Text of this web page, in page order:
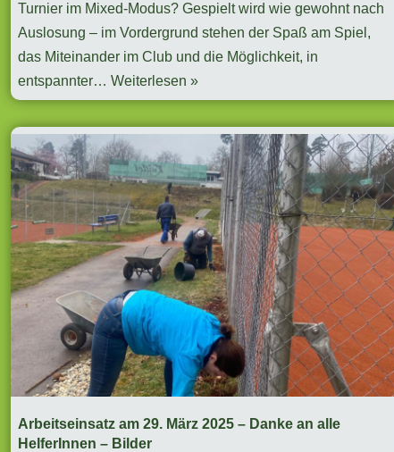
Turnier im Mixed-Modus? Gespielt wird wie gewohnt nach
Auslosung – im Vordergrund stehen der Spaß am Spiel,
das Miteinander im Club und die Möglichkeit, in
entspannter…Weiterlesen »
Arbeitseinsatz am 29. März 2025 – Danke an alle
HelferInnen – Bilder